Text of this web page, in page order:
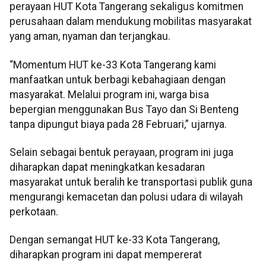
perayaan HUT Kota Tangerang sekaligus komitmen
perusahaan dalam mendukung mobilitas masyarakat
yang aman, nyaman dan terjangkau.
“Momentum HUT ke-33 Kota Tangerang kami
manfaatkan untuk berbagi kebahagiaan dengan
masyarakat. Melalui program ini, warga bisa
bepergian menggunakan Bus Tayo dan Si Benteng
tanpa dipungut biaya pada 28 Februari,” ujarnya.
Selain sebagai bentuk perayaan, program ini juga
diharapkan dapat meningkatkan kesadaran
masyarakat untuk beralih ke transportasi publik guna
mengurangi kemacetan dan polusi udara di wilayah
perkotaan.
Dengan semangat HUT ke-33 Kota Tangerang,
diharapkan program ini dapat mempererat